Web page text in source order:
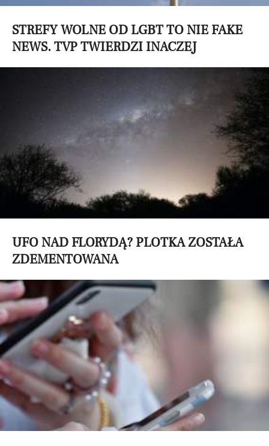
STREFY WOLNE OD LGBT TO NIE FAKE
NEWS. TVP TWIERDZI INACZEJ
UFO NAD FLORYDĄ? PLOTKA ZOSTAŁA
ZDEMENTOWANA